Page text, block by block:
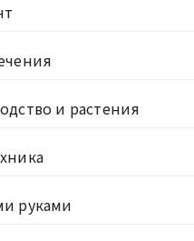
и растения
руками